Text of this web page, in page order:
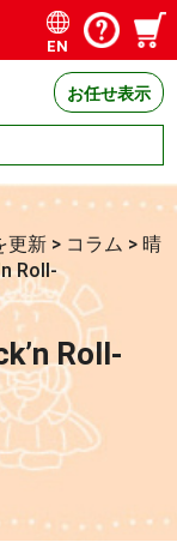
EN
お任せ表示
更新 > コラム >晴
Roll-
Roll-